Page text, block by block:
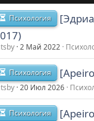
Психология
2 Май 2022
Психология
20 Июл 2026
Психология